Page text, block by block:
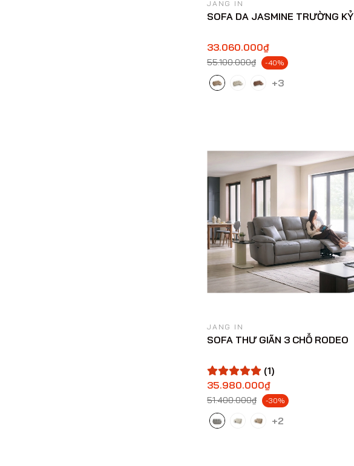
JANG IN
SOFA DA JASMINE TRƯỜNG KỶ
33.060.000₫
55.100.000₫ -40%
+3
JANG IN
SOFA THƯ GIÃN 3 CHỖ RODEO
(1)
35.980.000₫
51.400.000₫ -30%
+2